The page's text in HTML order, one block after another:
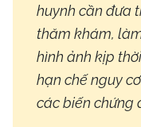
huynh cần đưa
thăm khám,
hình ảnh kịp
hạn chế nguy
các biến chứng